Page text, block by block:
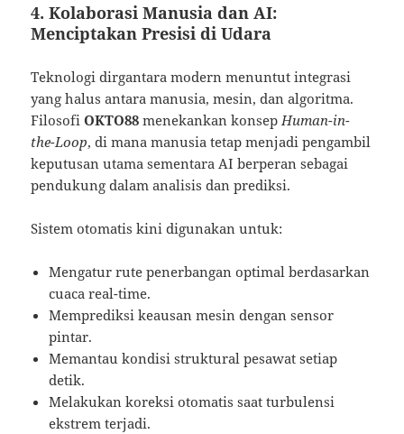
4. Kolaborasi Manusia dan AI:
Menciptakan Presisi di Udara
Teknologi dirgantara modern menuntut integrasi
yang halus antara manusia, mesin, dan algoritma.
FilosofiOKTO88 menekankan konsepHuman-in-
the-Loop, di mana manusia tetap menjadi pengambil
keputusan utama sementara AI berperan sebagai
pendukung dalam analisis dan prediksi.
Sistem otomatis kini digunakan untuk:
Mengatur rute penerbangan optimal berdasarkan
cuaca real-time.
Memprediksi keausan mesin dengan sensor
pintar.
Memantau kondisi struktural pesawat setiap
detik.
Melakukan koreksi otomatis saat turbulensi
ekstrem terjadi.